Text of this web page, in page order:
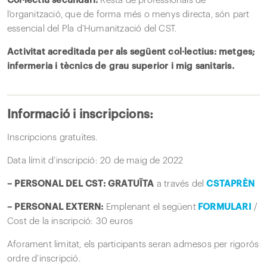
l’organització, que de forma més o menys directa, són part
essencial del Pla d’Humanització del CST.
Activitat acreditada per als següent col·lectius: metges;
infermeria i tècnics de grau superior i mig sanitaris.
Informació i inscripcions:
Inscripcions gratuïtes.
Data límit d’inscripció: 20 de maig de 2022
– PERSONAL DEL CST: GRATUÏTA a través delCSTAPRÈN
– PERSONAL EXTERN: Emplenant el següent FORMULARI
/
Cost de la inscripció: 30 euros
Aforament limitat, els participants seran admesos per rigorós
ordre d’inscripció.